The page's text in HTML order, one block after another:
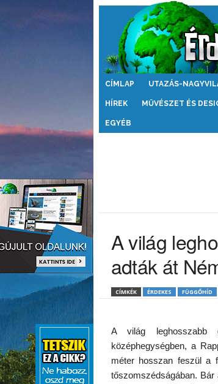
Érdekes
CÍMLAP UTAZÁS-
HÍREK MŰVÉSZET ÉS
EGYÉB
A világ
adták át
CÍMKÉK ÉRDEKES FÜGGŐHÍD
A világ leghosszabb
középhegységben, a
méter hosszan feszül a
tőszomszédságában.